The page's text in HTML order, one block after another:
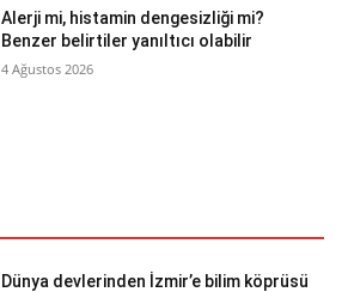
Alerji mi, histamin dengesizliği mi?
Benzer belirtiler yanıltıcı olabilir
4 Ağustos 2026
Dünya devlerinden İzmir’e bilim köprüsü